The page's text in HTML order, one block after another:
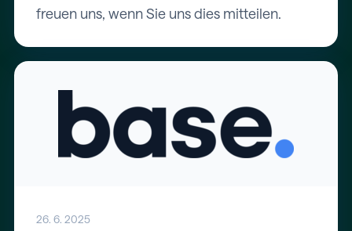
freuen uns, wenn Sie uns dies mitteilen.
26. 6. 2025